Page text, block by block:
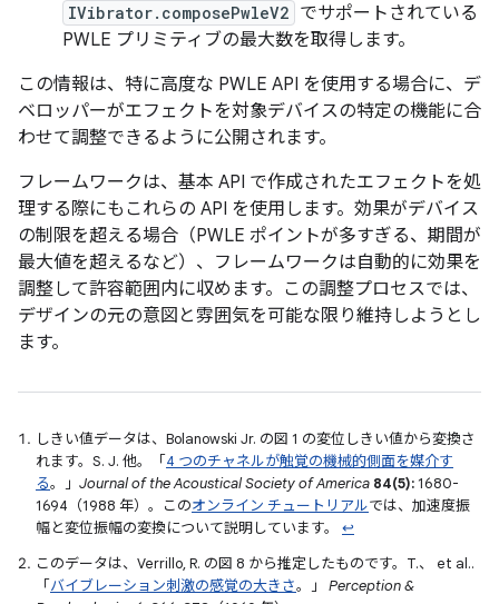
IVibrator.composePwleV2 でサポートされている
PWLE プリミティブの最大数を取得します。
この情報は、特に高度な PWLE API を使用する場合に、デ
ベロッパーがエフェクトを対象デバイスの特定の機能に合
わせて調整できるように公開されます。
フレームワークは、基本 API で作成されたエフェクトを処
理する際にもこれらの API を使用します。効果がデバイス
の制限を超える場合（PWLE ポイントが多すぎる、期間が
最大値を超えるなど）、フレームワークは自動的に効果を
調整して許容範囲内に収めます。この調整プロセスでは、
デザインの元の意図と雰囲気を可能な限り維持しようとし
ます。
しきい値データは、Bolanowski Jr. の図 1 の変位しきい値から変換さ
れます。S. J. 他。「4 つのチャネルが触覚の機械的側面を媒介す
る。」 Journal of the Acoustical Society of America 84(5):1680-
1694（1988 年）。このオンライン チュートリアルでは、加速度振
幅と変位振幅の変換について説明しています。 ↩
このデータは、Verrillo, R. の図 8 から推定したものです。T.、 et al..
「バイブレーション刺激の感覚の大きさ。」 Perception &